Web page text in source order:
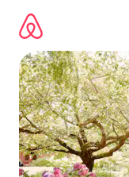
directement
contenu